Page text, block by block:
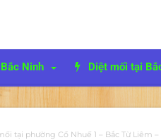
Ninh Diệt mối tại
tại phường Cổ Nhuế 1 – Bắc Từ Liêm